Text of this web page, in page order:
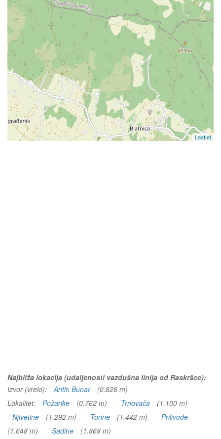
Leaflet
Najbliža lokacija (udaljenosti vazdušna linija od Raskršce):
Izvor (vrelo):
Antin Bunar
(0.626 m)
Lokalitet:
Požarike (0.762 m) Trnovača
(1.100 m)
Njivetine
(1.292 m) Torine (1.442 m)
Prilivode
(1.648 m)
Sadine
(1.868 m)